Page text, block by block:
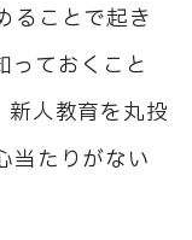
ることで起き
っておくこと
新人教育を丸投
当たりがない